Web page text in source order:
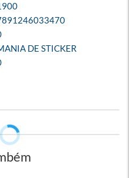
DE STICKER